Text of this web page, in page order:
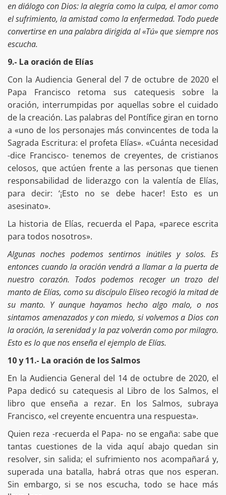
en diálogo con Dios: la alegría como la culpa, el amor como
el sufrimiento, la amistad como la enfermedad. Todo puede
convertirse en una palabra dirigida al «Tú» que siempre nos
escucha.
9.- La oración de Elías
Con la Audiencia General del 7 de octubre de 2020 el
Papa Francisco retoma sus catequesis sobre la
oración, interrumpidas por aquellas sobre el cuidado
de la creación. Las palabras del Pontífice giran en torno
a «uno de los personajes más convincentes de toda la
Sagrada Escritura: el profeta Elías». «Cuánta necesidad
-dice Francisco- tenemos de creyentes, de cristianos
celosos, que actúen frente a las personas que tienen
responsabilidad de liderazgo con la valentía de Elías,
para decir: ‘¡Esto no se debe hacer! Esto es un
asesinato».
La historia de Elías, recuerda el Papa, «parece escrita
para todos nosotros».
Algunas noches podemos sentirnos inútiles y solos. Es
entonces cuando la oración vendrá a llamar a la puerta de
nuestro corazón. Todos podemos recoger un trozo del
manto de Elías, como su discípulo Eliseo recogió la mitad de
su manto. Y aunque hayamos hecho algo malo, o nos
sintamos amenazados y con miedo, si volvemos a Dios con
la oración, la serenidad y la paz volverán como por milagro.
Esto es lo que nos enseña el ejemplo de Elías.
10 y 11.- La oración de los Salmos
En la Audiencia General del 14 de octubre de 2020, el
Papa dedicó su catequesis al Libro de los Salmos, el
libro que enseña a rezar. En los Salmos, subraya
Francisco, «el creyente encuentra una respuesta».
Quien reza -recuerda el Papa- no se engaña: sabe que
tantas cuestiones de la vida aquí abajo quedan sin
resolver, sin salida; el sufrimiento nos acompañará y,
superada una batalla, habrá otras que nos esperan.
Sin embargo, si se nos escucha, todo se hace más